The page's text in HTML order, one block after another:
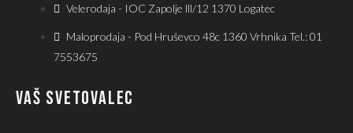
Velerodaja - IOC Zapolje lll/12 1370 Logatec
Maloprodaja - Pod Hruševco 48c 1360 Vrhnika Tel.: 01
7553675
VAŠ SVETOVALEC